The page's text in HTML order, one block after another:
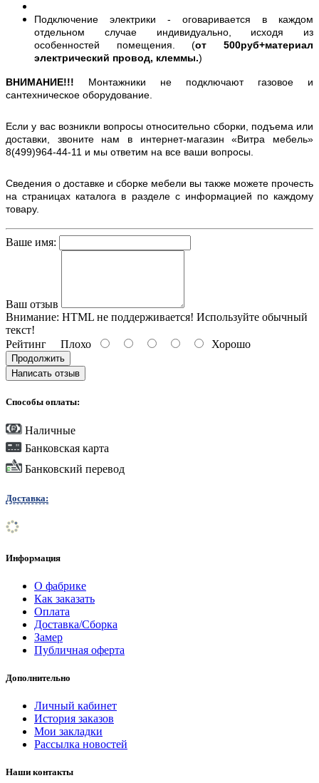
Подключение электрики - оговаривается в каждом
отдельном случае индивидуально, исходя из
особенностей помещения. (от 500руб+материал
электрический провод, клеммы.)
ВНИМАНИЕ!!! Монтажники не подключают газовое и
сантехническое оборудование.
Если у вас возникли вопросы относительно сборки, подъема или
доставки, звоните нам в интернет-магазин «Витра мебель»
8(499)964-44-11 и мы ответим на все ваши вопросы.
Сведения о доставке и сборке мебели вы также можете прочесть
на страницах каталога в разделе с информацией по каждому
товару.
Ваше имя:
Ваш отзыв
Внимание: HTML не поддерживается! Используйте обычный
текст!
Рейтинг Плохо Хорошо
Продолжить
Написать отзыв
Способы оплаты:
Наличные
Банковская карта
Банковский перевод
Доставка:
Информация
О фабрике
Как заказать
Оплата
Доставка/Сборка
Замер
Публичная оферта
Дополнительно
Личный кабинет
История заказов
Мои закладки
Рассылка новостей
Наши контакты